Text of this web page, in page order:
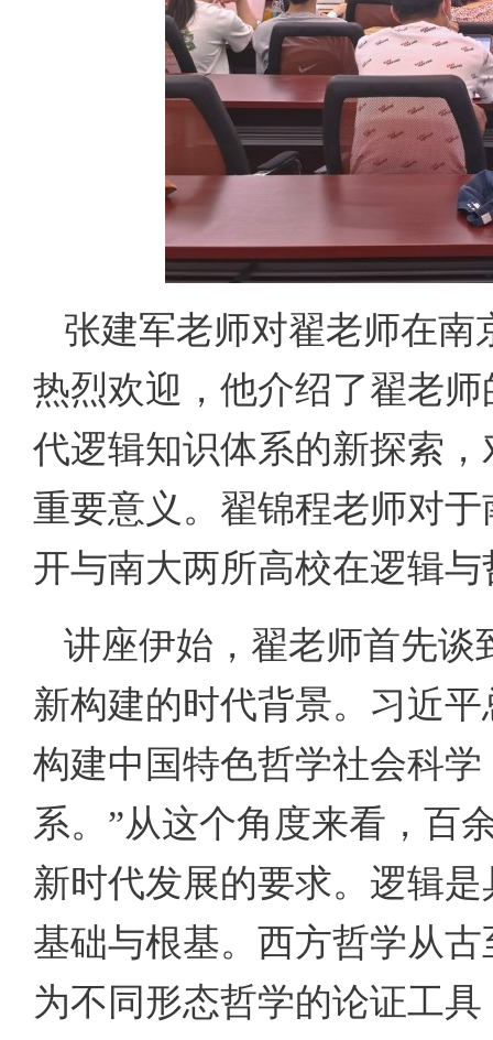
张建军老师对翟老师在南
热烈欢迎，他介绍了翟老
代逻辑知识体系的新探索
重要意义。翟锦程老师对于
开与南大两所高校在逻辑
讲座伊始，翟老师首先谈
新构建的时代背景。习近
构建中国特色哲学社会科
系。”从这个角度来看，百
新时代发展的要求。逻辑
基础与根基。西方哲学从
为不同形态哲学的论证工